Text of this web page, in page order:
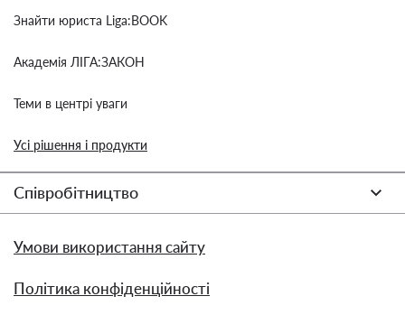
Знайти юриста Liga:BOOK
Академія ЛІГА:ЗАКОН
Теми в центрі уваги
Усі рішення і продукти
Співробітництво
Умови використання сайту
Політика конфіденційності